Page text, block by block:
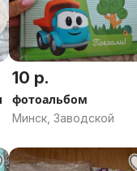
10 р.
фотоальбом
Минск, Заводской